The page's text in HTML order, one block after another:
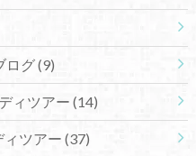
ログ(9)
ィツアー (14)
ツアー (37)